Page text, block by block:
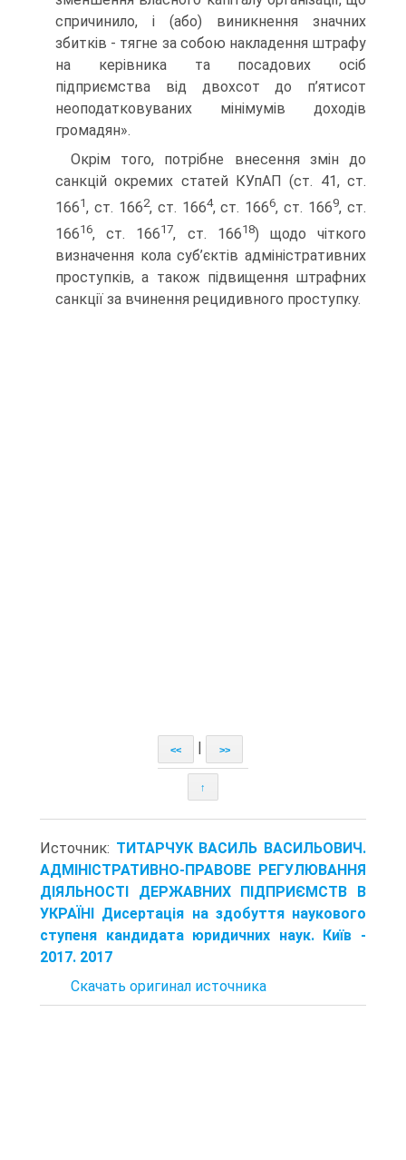
спричинило, і (або) виникнення значних
збитків - тягне за собою накладення штрафу
на керівника та посадових осіб
підприємства від двохсот до п’ятисот
неоподатковуваних мінімумів доходів
громадян».
Окрім того, потрібне внесення змін до
санкцій окремих статей КУпАП (ст. 41, ст.
1661, ст. 1662, ст. 1664, ст. 1666, ст. 1669, ст.
16616, ст. 16617, ст. 16618) щодо чіткого
визначення кола суб’єктів адміністративних
проступків, а також підвищення штрафних
санкції за вчинення рецидивного проступку.
<< >>
↑
Источник: ТИТАРЧУК ВАСИЛЬ ВАСИЛЬОВИЧ.
АДМІНІСТРАТИВНО-ПРАВОВЕ РЕГУЛЮВАННЯ
ДІЯЛЬНОСТІ ДЕРЖАВНИХ ПІДПРИЄМСТВ В
УКРАЇНІ Дисертація на здобуття наукового
ступеня кандидата юридичних наук. Київ -
2017. 2017
Скачать оригинал источника